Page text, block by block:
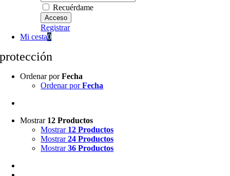
Recuérdame
Registrar
Mi cesta0
protección
Ordenar porFecha
Ordenar porFecha
Mostrar 12 Productos
Mostrar 12 Productos
Mostrar24 Productos
Mostrar36 Productos